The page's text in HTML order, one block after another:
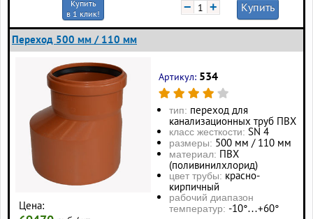
Купить
в 1 клик!
− + Купить
Переход 500 мм / 110 мм
Цена:
Артикул: 534
тип: переход для
канализационных труб ПВХ
класс жесткости: SN 4
размеры: 500 мм / 110 мм
материал: ПВХ
(поливинилхлорид)
цвет трубы: красно-
кирпичный
рабочий диапазон
температур: -10°…+60°